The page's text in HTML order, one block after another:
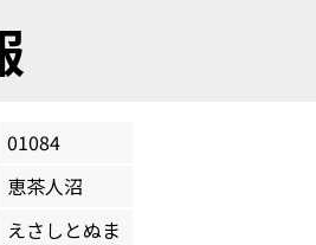
01084
恵茶人沼
えさしとぬま